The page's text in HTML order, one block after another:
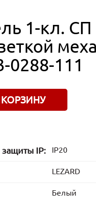
1-кл. СП
0288-111
КОРЗИНУ
защиты IP: IP20
LEZARD
Белый